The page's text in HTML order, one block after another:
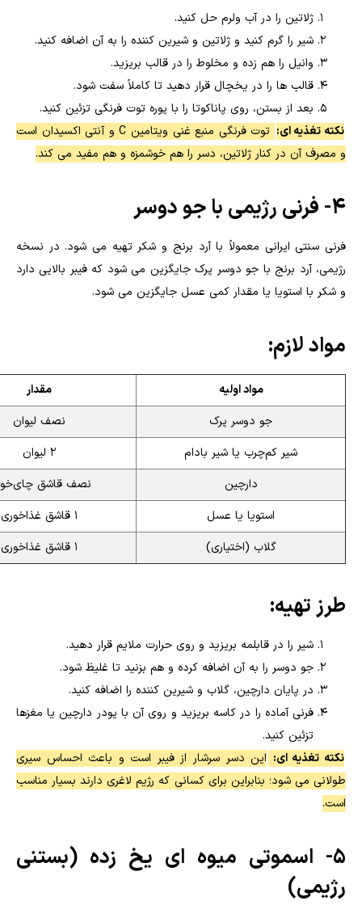
ژلاتین را در آب ولرم حل کنید.
شیر را گرم کنید و ژلاتین و شیرین کننده را به آن اضافه کنید.
وانیل را هم زده و مخلوط را در قالب بریزید.
قالب ها را در یخچال قرار دهید تا کاملاً سفت شود.
بعد از بستن، روی پاناکوتا را با پوره توت فرنگی تزئین کنید.
نکته تغذیه ای:
توت فرنگی منبع غنی ویتامین C و آنتی اکسیدان است
و مصرف آن در کنار ژلاتین، دسر را هم خوشمزه و هم مفید می کند.
۴- فرنی رژیمی با جو دوسر
فرنی سنتی ایرانی معمولاً با آرد برنج و شکر تهیه می شود. در نسخه
رژیمی، آرد برنج با جو دوسر پرک جایگزین می شود که فیبر بالایی دارد
و شکر با استویا یا مقدار کمی عسل جایگزین می شود.
مواد لازم:
مواد اولیه
مقدار
جو دوسر پرک
نصف لیوان
شیر کم‌چرب یا شیر بادام
۲ لیوان
دارچین
نصف قاشق
استویا یا عسل
۱ قاشق غذاخوری
گلاب (اختیاری)
۱ قاشق غذاخوری
طرز تهیه:
شیر را در قابلمه بریزید و روی حرارت ملایم قرار دهید.
جو دوسر را به آن اضافه کرده و هم بزنید تا غلیظ شود.
در پایان دارچین، گلاب و شیرین کننده را اضافه کنید.
فرنی آماده را در کاسه بریزید و روی آن با پودر دارچین یا مغزها
تزئین کنید.
نکته تغذیه ای: این دسر سرشار از فیبر است و باعث احساس سیری
طولانی می شود؛ بنابراین برای کسانی که رژیم لاغری دارند بسیار مناسب
است.
۵- اسموتی میوه ای یخ زده (بستنی
رژیمی)